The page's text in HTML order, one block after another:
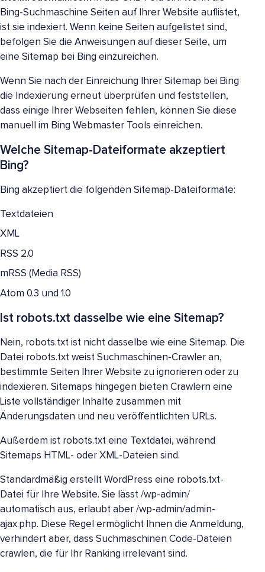
Bing-Suchmaschine Seiten auf Ihrer Website auflistet,
ist sie indexiert. Wenn keine Seiten aufgelistet sind,
befolgen Sie die Anweisungen auf dieser Seite, um
eine Sitemap bei Bing einzureichen.
Wenn Sie nach der Einreichung Ihrer Sitemap bei Bing
die Indexierung erneut überprüfen und feststellen,
dass einige Ihrer Webseiten fehlen, können Sie diese
manuell im Bing Webmaster Tools einreichen.
Welche Sitemap-Dateiformate akzeptiert
Bing?
Bing akzeptiert die folgenden Sitemap-Dateiformate:
Textdateien
XML
RSS 2.0
mRSS (Media RSS)
Atom 0.3 und 1.0
Ist robots.txt dasselbe wie eine Sitemap?
Nein, robots.txt ist nicht dasselbe wie eine Sitemap. Die
Datei robots.txt weist Suchmaschinen-Crawler an,
bestimmte Seiten Ihrer Website zu ignorieren oder zu
indexieren. Sitemaps hingegen bieten Crawlern eine
Liste vollständiger Inhalte zusammen mit
Änderungsdaten und neu veröffentlichten URLs.
Außerdem ist robots.txt eine Textdatei, während
Sitemaps HTML- oder XML-Dateien sind.
Standardmäßig erstellt WordPress eine robots.txt-
Datei für Ihre Website. Sie lässt /wp-admin/
automatisch aus, erlaubt aber /wp-admin/admin-
ajax.php. Diese Regel ermöglicht Ihnen die Anmeldung,
verhindert aber, dass Suchmaschinen Code-Dateien
crawlen, die für Ihr Ranking irrelevant sind.